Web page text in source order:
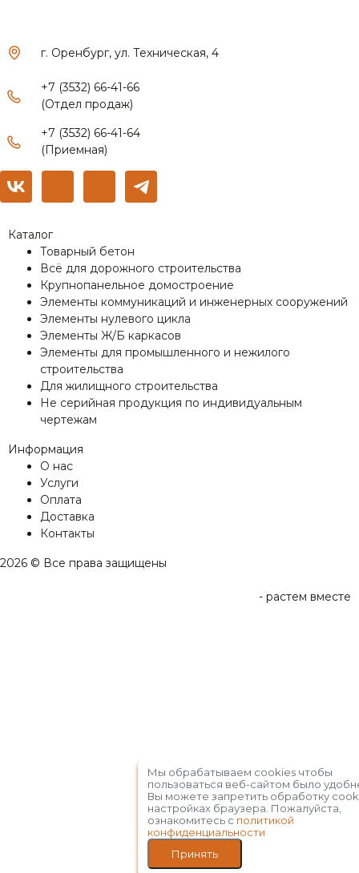
г. Оренбург, ул. Техническая, 4
+7 (3532) 66-41-66
(Отдел продаж)
+7 (3532) 66-41-64
(Приемная)
Каталог
Товарный бетон
Всё для дорожного строительства
Крупнопанельное домостроение
Элементы коммуникаций и инженерных сооружений
Элементы нулевого цикла
Элементы Ж/Б каркасов
Элементы для промышленного и нежилого
строительства
Для жилищного строительства
Не серийная продукция по индивидуальным
чертежам
Информация
О нас
Услуги
Оплата
Доставка
Контакты
2026 © Все права защищены
- растем вместе
Мы обрабатываем cookies чтобы
пользоваться веб-сайтом было
Вы можете запретить обработку
настройках браузера. Пожалуйста,
ознакомитесь с политикой
конфиденциальности
Принять